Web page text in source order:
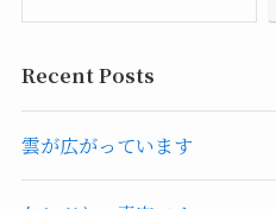
Recent Posts
雲が広がっています